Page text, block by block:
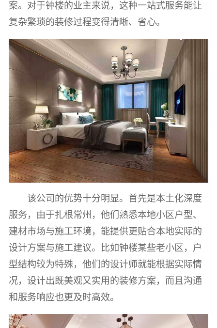
案。对于钟楼的业主来说，这种一站式服务能让
复杂繁琐的装修过程变得清晰、省心。
该公司的优势十分明显。首先是本土化深度
服务，由于扎根常州，他们熟悉本地小区户型、
建材市场与施工环境，能提供更贴合本地实际的
设计方案与施工建议。比如钟楼某些老小区，户
型结构较为特殊，他们的设计师就能根据实际情
况，设计出既美观又实用的装修方案，而且沟通
和服务响应也更及时高效。